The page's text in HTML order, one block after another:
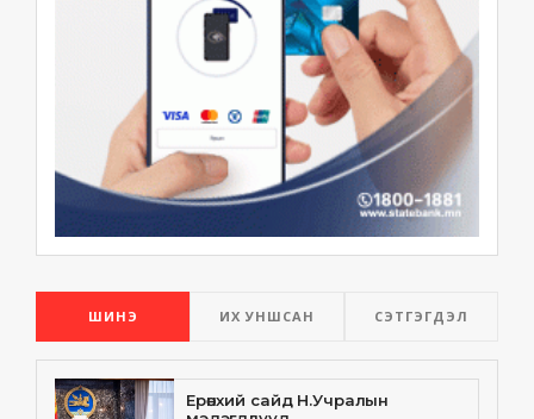
ШИНЭ ИХ УНШСАН СЭТГЭГДЭЛ
Ерөнхий сайд Н.Учралын